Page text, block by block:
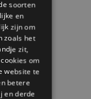
ENGLISH
soorten
en
zijn om
zoals het
zit,
om
website te
betere
en derde